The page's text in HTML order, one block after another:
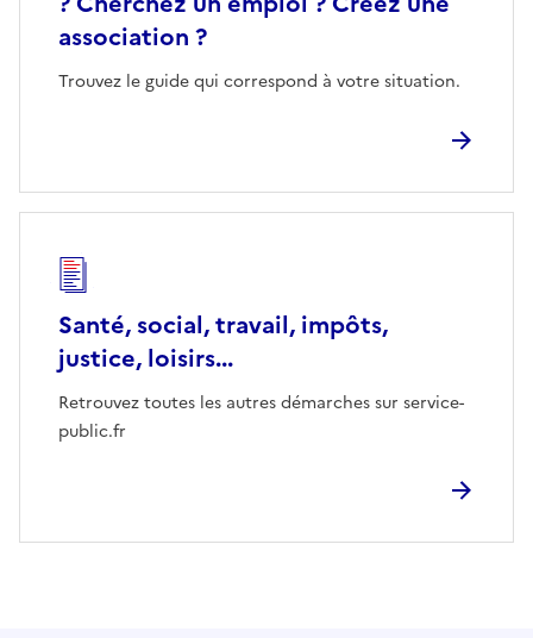
association ?
Trouvez le guide qui correspond à votre situation.
Santé, social, travail, impôts,
justice, loisirs...
Retrouvez toutes les autres démarches sur service-
public.fr